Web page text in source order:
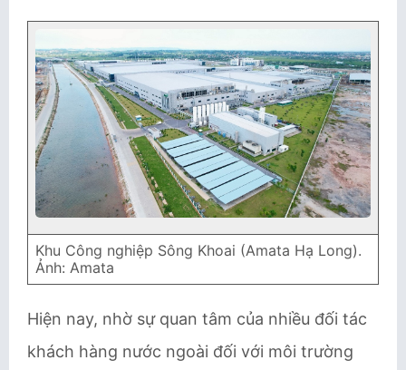
Khu Công nghiệp Sông Khoai (Amata Hạ Long).
Ảnh: Amata
Hiện nay, nhờ sự quan tâm của nhiều đối tác
khách hàng nước ngoài đối với môi trường